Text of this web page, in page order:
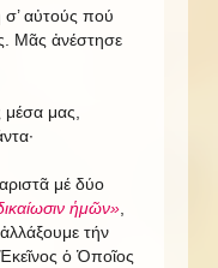
αὐτούς πού
Μᾶς ἀνέστησε
μέσα μας,
μέ δύο
ἡμῶν»
τήν
ὁ Ὁποῖος